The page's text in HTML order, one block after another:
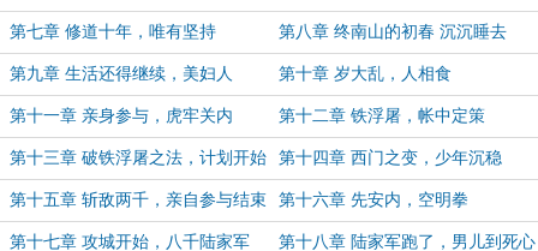
第七章 修道十年，唯有坚持 第八章 终南山的初春 沉沉睡去
第九章 生活还得继续，美妇人 第十章 岁大乱，人相食
第十一章 亲身参与，虎牢关内 第十二章 铁浮屠，帐中定策
第十三章 破铁浮屠之法，计划开始 第十四章 西门之变，少年沉稳
第十五章 斩敌两千，亲自参与结束 第十六章 先安内，空明拳
第十七章 攻城开始，八千陆家军 第十八章 陆家军跑了，男儿到死心